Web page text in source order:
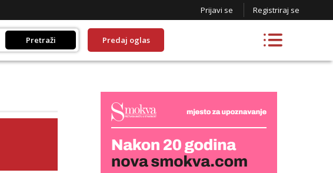
Prijavi se Registriraj se
Pretraži Predaj oglas